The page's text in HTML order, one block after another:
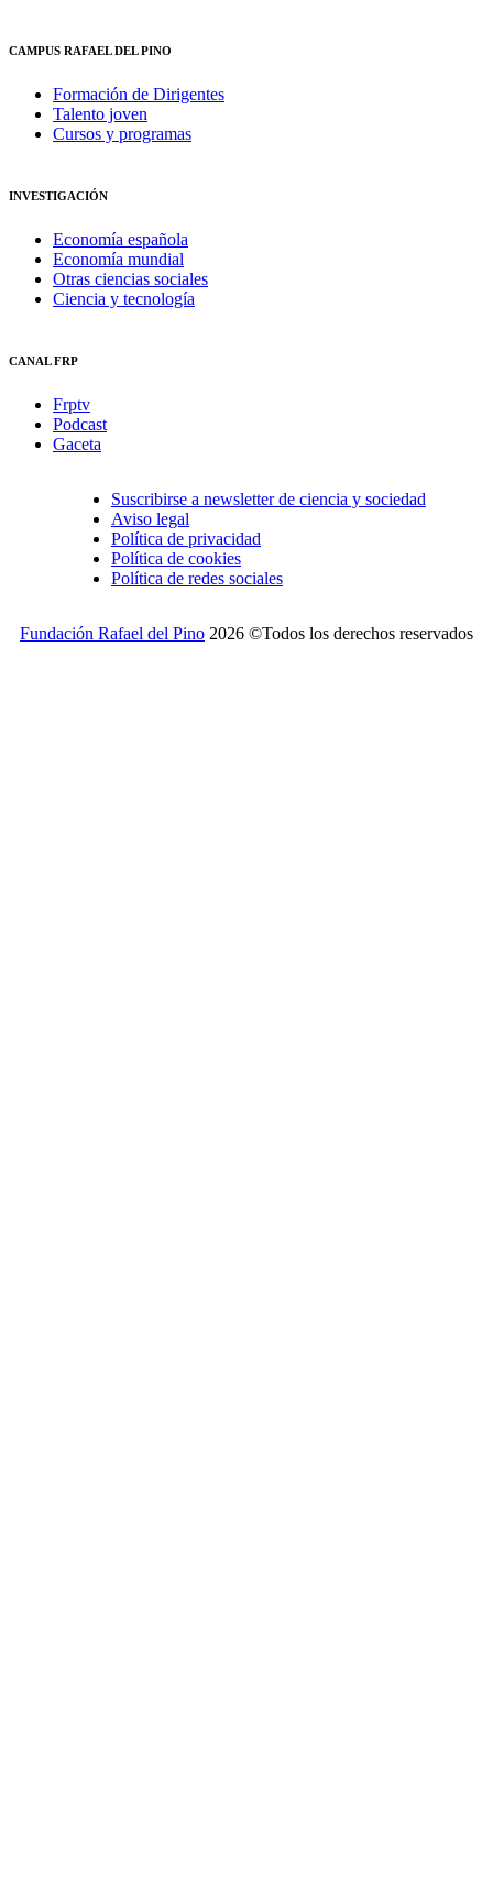
CAMPUS RAFAEL DEL PINO
Formación de Dirigentes
Talento joven
Cursos y programas
INVESTIGACIÓN
Economía española
Economía mundial
Otras ciencias sociales
Ciencia y tecnología
CANAL FRP
Frptv
Podcast
Gaceta
Suscribirse a newsletter de ciencia y sociedad
Aviso legal
Política de privacidad
Política de cookies
Política de redes sociales
Fundación Rafael del Pino 2026 ©Todos los derechos reservados